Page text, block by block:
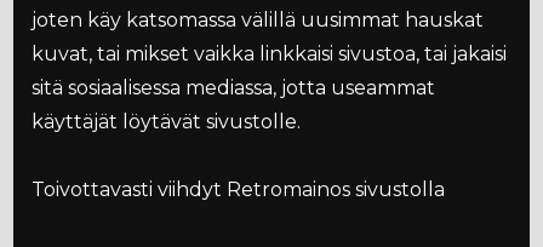
joten käy katsomassa välillä uusimmat hauskat
kuvat, tai mikset vaikka linkkaisi sivustoa, tai jakaisi
sitä sosiaalisessa mediassa, jotta useammat
käyttäjät löytävät sivustolle.
Toivottavasti viihdyt Retromainos sivustolla